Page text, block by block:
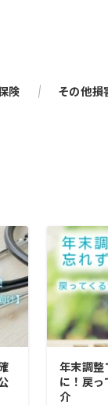
険 その他損
年末調
に！戻
介